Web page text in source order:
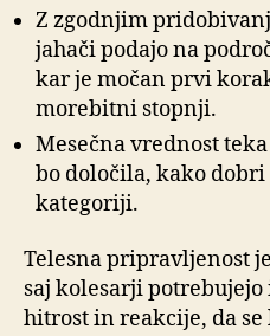
Z zgodnjim
jahači podajo na
kar je močan prvi
morebitni stopnji.
Mesečna vrednost
bo določila, kako
kategoriji.
Telesna pripravljenost
saj kolesarji
hitrost in reakcije, da